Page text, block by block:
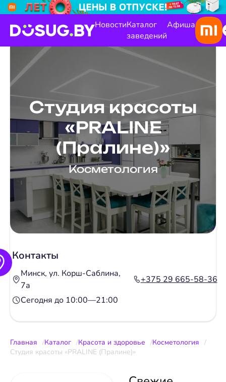
НовостиКаталог
заведений
Афиша
Студия красоты
«PRALINE
(Пралине)»
Косметология
Контакты
Минск, ул. Корш-Саблина,
7а
+375 29 665-58-36
Сегодня до 10:00—21:00
Главная Каталог Красота и здоровье
Косметология
Студия красоты «PRALINE (Пралине)»